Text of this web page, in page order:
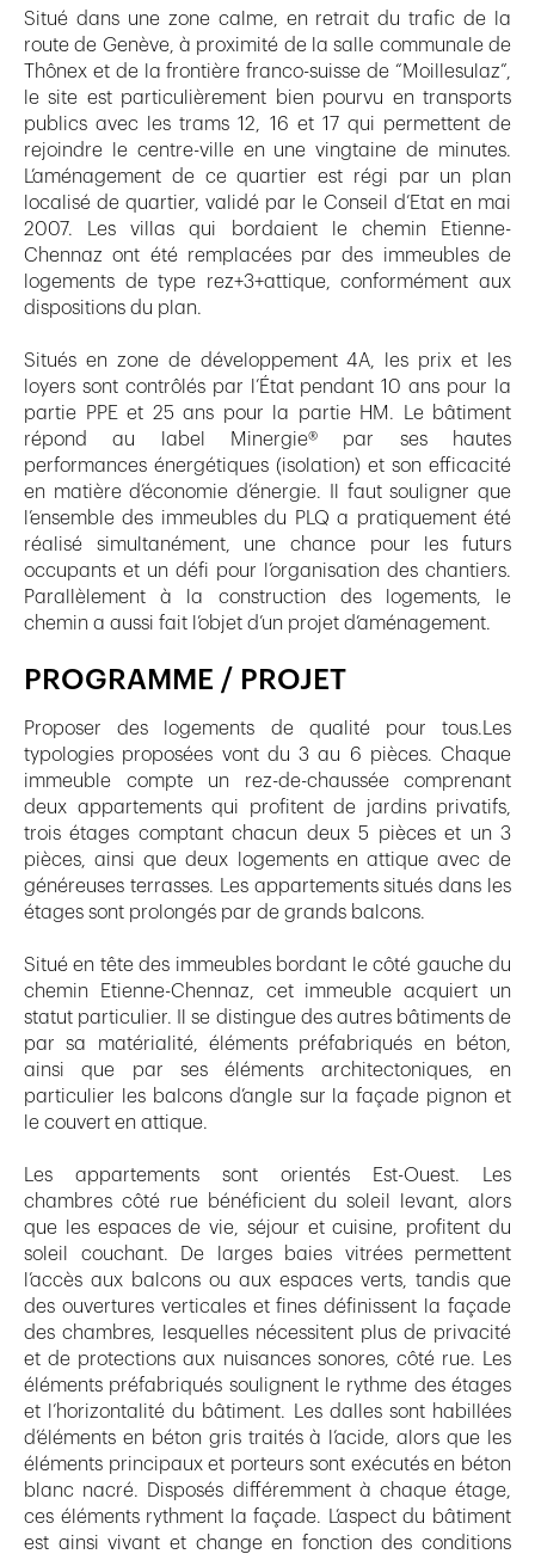
Situé dans une zone calme, en retrait du trafic de la
route de Genève, à proximité de la salle communale de
Thônex et de la frontière franco-suisse de “Moillesulaz”,
le site est particulièrement bien pourvu en transports
publics avec les trams 12, 16 et 17 qui permettent de
rejoindre le centre-ville en une vingtaine de minutes.
L’aménagement de ce quartier est régi par un plan
localisé de quartier, validé par le Conseil d’Etat en mai
2007. Les villas qui bordaient le chemin Etienne-
Chennaz ont été remplacées par des immeubles de
logements de type rez+3+attique, conformément aux
dispositions du plan.
Situés en zone de développement 4A, les prix et les
loyers sont contrôlés par l’État pendant 10 ans pour la
partie PPE et 25 ans pour la partie HM. Le bâtiment
répond au label Minergie® par ses hautes
performances énergétiques (isolation) et son efficacité
en matière d’économie d’énergie. Il faut souligner que
l’ensemble des immeubles du PLQ a pratiquement été
réalisé simultanément, une chance pour les futurs
occupants et un défi pour l’organisation des chantiers.
Parallèlement à la construction des logements, le
chemin a aussi fait l’objet d’un projet d’aménagement.
PROGRAMME / PROJET
Proposer des logements de qualité pour tous.Les
typologies proposées vont du 3 au 6 pièces. Chaque
immeuble compte un rez-de-chaussée comprenant
deux appartements qui profitent de jardins privatifs,
trois étages comptant chacun deux 5 pièces et un 3
pièces, ainsi que deux logements en attique avec de
généreuses terrasses. Les appartements situés dans les
étages sont prolongés par de grands balcons.
Situé en tête des immeubles bordant le côté gauche du
chemin Etienne-Chennaz, cet immeuble acquiert un
statut particulier. Il se distingue des autres bâtiments de
par sa matérialité, éléments préfabriqués en béton,
ainsi que par ses éléments architectoniques, en
particulier les balcons d’angle sur la façade pignon et
le couvert en attique.
Les appartements sont orientés Est-Ouest. Les
chambres côté rue bénéficient du soleil levant, alors
que les espaces de vie, séjour et cuisine, profitent du
soleil couchant. De larges baies vitrées permettent
l’accès aux balcons ou aux espaces verts, tandis que
des ouvertures verticales et fines définissent la façade
des chambres, lesquelles nécessitent plus de privacité
et de protections aux nuisances sonores, côté rue. Les
éléments préfabriqués soulignent le rythme des étages
et l’horizontalité du bâtiment. Les dalles sont habillées
d’éléments en béton gris traités à l’acide, alors que les
éléments principaux et porteurs sont exécutés en béton
blanc nacré. Disposés différemment à chaque étage,
ces éléments rythment la façade. L’aspect du bâtiment
est ainsi vivant et change en fonction des conditions